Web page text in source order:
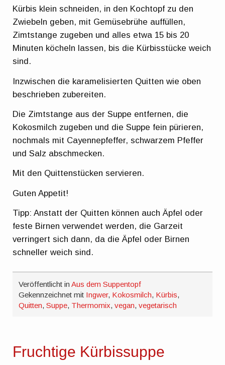
Kürbis klein schneiden, in den Kochtopf zu den
Zwiebeln geben, mit Gemüsebrühe auffüllen,
Zimtstange zugeben und alles etwa 15 bis 20
Minuten köcheln lassen, bis die Kürbisstücke weich
sind.
Inzwischen die karamelisierten Quitten wie oben
beschrieben zubereiten.
Die Zimtstange aus der Suppe entfernen, die
Kokosmilch zugeben und die Suppe fein pürieren,
nochmals mit Cayennepfeffer, schwarzem Pfeffer
und Salz abschmecken.
Mit den Quittenstücken servieren.
Guten Appetit!
Tipp: Anstatt der Quitten können auch Äpfel oder
feste Birnen verwendet werden, die Garzeit
verringert sich dann, da die Äpfel oder Birnen
schneller weich sind.
Veröffentlicht inAus dem Suppentopf
Gekennzeichnet mit Ingwer, Kokosmilch, Kürbis,
Quitten,Suppe, Thermomix,vegan,vegetarisch
Fruchtige Kürbissuppe